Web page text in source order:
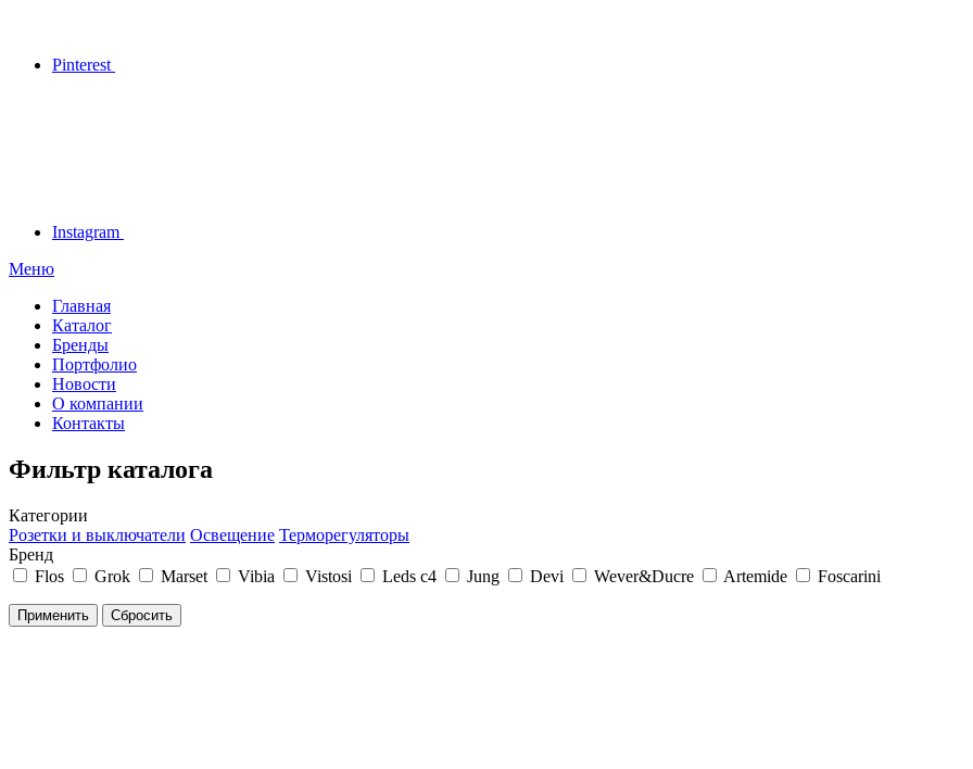
Pinterest
Instagram
Меню
Главная
Каталог
Бренды
Портфолио
Новости
О компании
Контакты
Фильтр каталога
Категории
Розетки и выключатели Освещение Терморегуляторы
Бренд
Flos
Grok Marset Vibia Vistosi Leds c4 Jung Devi Wever&Ducre Artemide Foscarini